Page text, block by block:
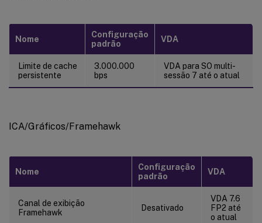
Nome
Configuração
padrão
VDA
Limite de cache
persistente
3.000.000
bps
VDA para SO multi-
sessão 7 até o atual
ICA/Gráficos/Framehawk
Nome
Configuração
padrão
VDA
Canal de exibição
Framehawk
Desativado
VDA 7.6
FP2 até
o atual